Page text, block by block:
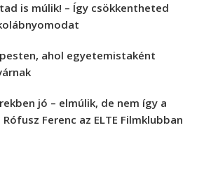
is múlik! – Így csökkentheted
ahol egyetemistaként
jó – elmúlik, de nem így a
Ferenc az ELTE Filmklubban